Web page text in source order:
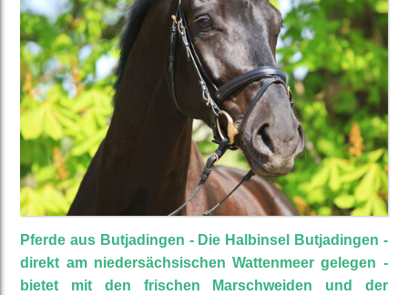
Pferde aus Butjadingen - Die Halbinsel Butjadingen -
direkt am niedersächsischen Wattenmeer gelegen -
bietet mit den frischen Marschweiden und der